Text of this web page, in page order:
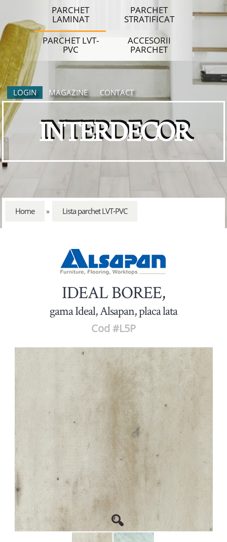
PARCHET
LAMINAT
PARCHET
STRATIFICAT
PARCHET LVT-
PVC
ACCESORII
PARCHET
LOGIN MAGAZINE CONTACT
INTERDECOR
Home » Lista parchet LVT-PVC
IDEAL BOREE,
gama Ideal, Alsapan, placa lata
Cod #L5P